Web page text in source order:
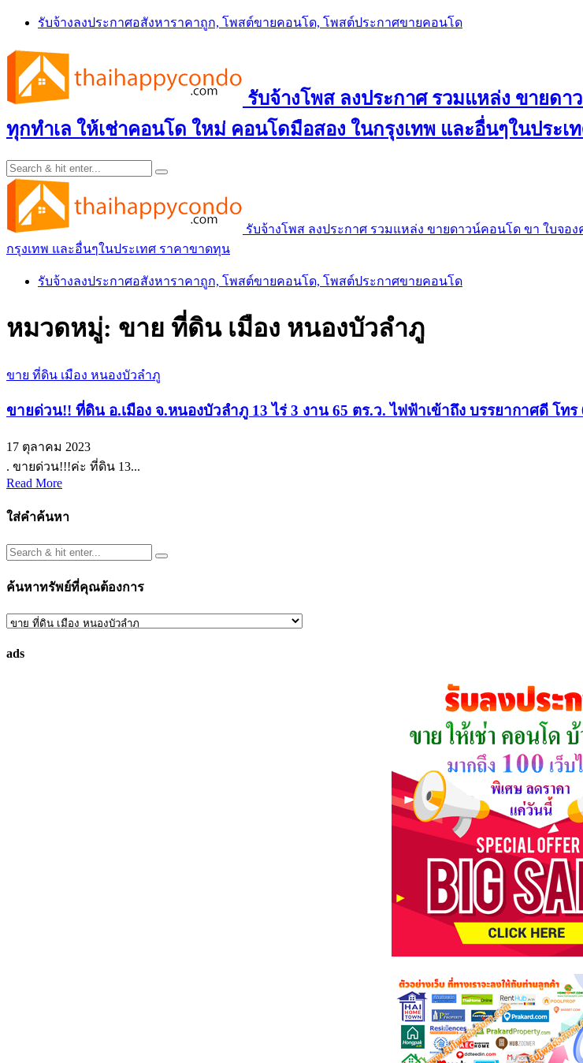
Skip
content
รับจ้างลงประกาศอสังหาราคาถูก, โพสต์ขายคอนโด, โพสต์ประกาศขายคอนโด
รับจ้างโพส ลงประกาศ รวมแหล่ง ขายด
ทุกทำเล ให้เช่าคอนโด ใหม่ คอนโดมือสอง ในกรุงเทพ และอื่นๆในประเ
รับจ้างโพส ลงประกาศ รวมแหล่ง ขายดาวน์คอนโด ขา ใบจ
กรุงเทพ และอื่นๆในประเทศ ราคาขาดทุน
รับจ้างลงประกาศอสังหาราคาถูก, โพสต์ขายคอนโด, โพสต์ประกาศขายคอนโด
หมวดหมู่: ขาย ที่ดิน เมือง หนองบัวลำภู
ขาย ที่ดิน เมือง หนองบัวลำภู
ขายด่วน!! ที่ดิน อ.เมือง จ.หนองบัวลำภู 13 ไร่ 3 งาน 65 ตร.ว. ไฟฟ้าเข้าถึง บรรยากาศดี โทร
17 ตุลาคม 2023
. ขายด่วน!!!ค่ะ ที่ดิน 13...
Read More
ใส่คำค้นหา
ค้นหาทรัพย์ที่คุณต้องการ
ค้นหา
ที่
ads